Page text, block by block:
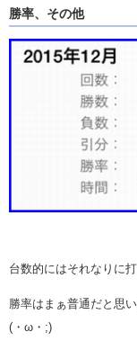
勝率、その他
台数的にはそれなりに打
勝率はまぁ普通だと思
(・ω・;)